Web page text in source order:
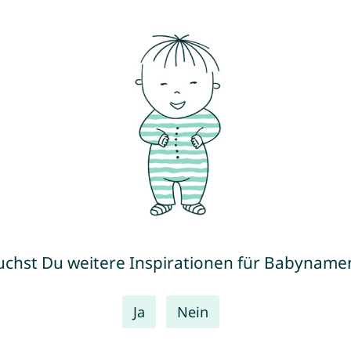
Du weitere Inspirationen für
Ja Nein